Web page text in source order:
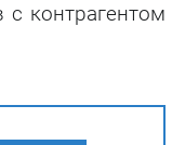
с контрагентом